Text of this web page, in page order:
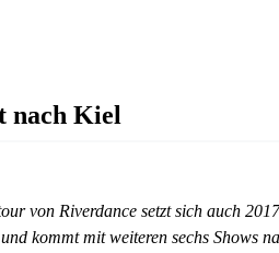
nach Kiel
von Riverdance setzt sich auch
kommt mit weiteren sechs Shows